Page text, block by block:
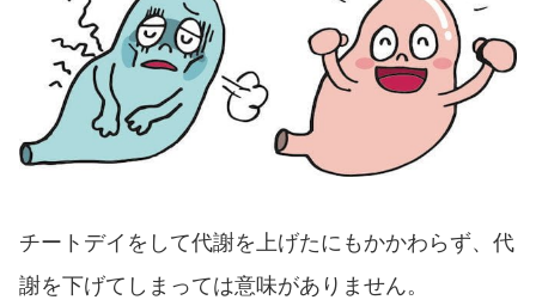
チートデイをして代謝を上げたにもかかわらず、代
謝を下げてしまっては意味がありません。